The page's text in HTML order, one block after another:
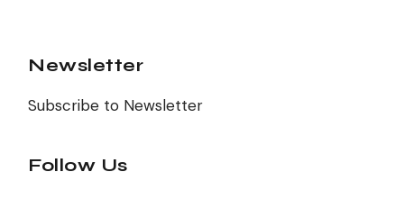
Newsletter
Subscribe to Newsletter
Follow Us